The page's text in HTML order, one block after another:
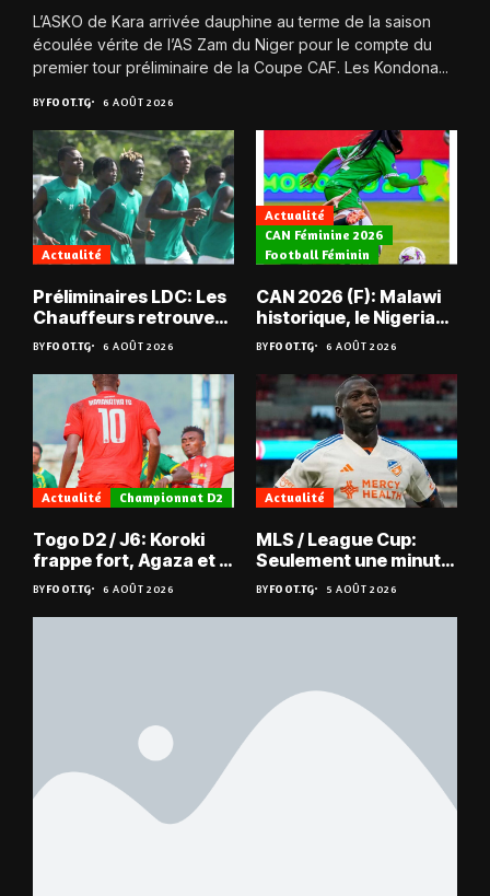
L’ASKO de Kara arrivée dauphine au terme de la saison
écoulée vérite de l’AS Zam du Niger pour le compte du
premier tour préliminaire de la Coupe CAF. Les Kondona...
BYFOOT.TG 6 AOÛT 2026
Actualité
Préliminaires LDC: Les
Chauffeurs retrouvent
les Mimos
BYFOOT.TG 6 AOÛT 2026
Actualité
CAN Féminine 2026
Football Féminin
CAN 2026 (F): Malawi
historique, le Nigeria
sauvé, la Zambie
éliminée
BYFOOT.TG 6 AOÛT 2026
Actualité Championnat D2
Togo D2 / J6: Koroki
frappe fort, Agaza et la
JCA assurent,
suspense avant Sara
FC – Doumbé FC
BYFOOT.TG 6 AOÛT 2026
Actualité
MLS / League Cup:
Seulement une minute
de jeu pour Kévin
Denkey
BYFOOT.TG 5 AOÛT 2026